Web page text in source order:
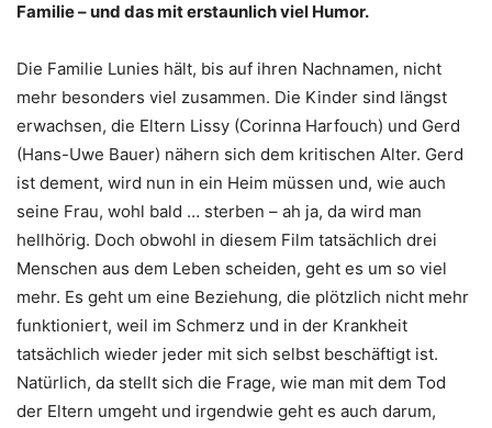
Familie – und das mit erstaunlich viel Humor.
Die Familie Lunies hält, bis auf ihren Nachnamen, nicht
mehr besonders viel zusammen. Die Kinder sind längst
erwachsen, die Eltern Lissy (Corinna Harfouch) und Gerd
(Hans-Uwe Bauer) nähern sich dem kritischen Alter. Gerd
ist dement, wird nun in ein Heim müssen und, wie auch
seine Frau, wohl bald … sterben – ah ja, da wird man
hellhörig. Doch obwohl in diesem Film tatsächlich drei
Menschen aus dem Leben scheiden, geht es um so viel
mehr. Es geht um eine Beziehung, die plötzlich nicht mehr
funktioniert, weil im Schmerz und in der Krankheit
tatsächlich wieder jeder mit sich selbst beschäftigt ist.
Natürlich, da stellt sich die Frage, wie man mit dem Tod
der Eltern umgeht und irgendwie geht es auch darum,